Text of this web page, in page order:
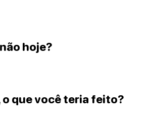
hoje?
o que você teria feito?